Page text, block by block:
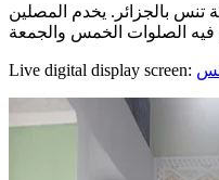
بالجزائر. يخدم المصلين
Live digital display screen: